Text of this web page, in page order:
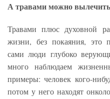
А травами можно
Травами плюс духовной
жизни, без покаяния, это
сами люди глубоко
много наблюдаем
примеры: человек кого-
потом у него находят